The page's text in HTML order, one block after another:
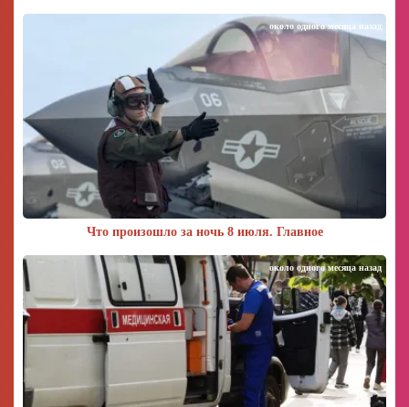
Что произошло за ночь 8 июля. Главное
около одного месяца назад
около одного месяца назад